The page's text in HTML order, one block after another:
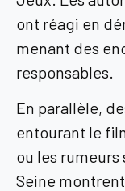
ont réagi en
menant des
responsables.
En parallèle,
entourant le
ou les rumeurs
Seine